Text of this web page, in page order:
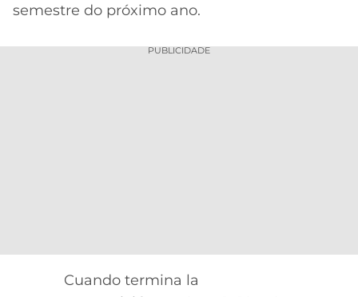
APPS
ATLÉTICO
PREMIER
semestre do próximo ano.
PUBLICIDADE
Cuando termina la